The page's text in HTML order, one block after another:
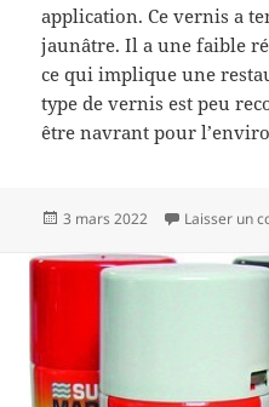
application. Ce vernis a
jaunâtre. Il a une faible
ce qui implique une
type de vernis est peu
être navrant pour
Publié
3 mars 2022 Laisser un